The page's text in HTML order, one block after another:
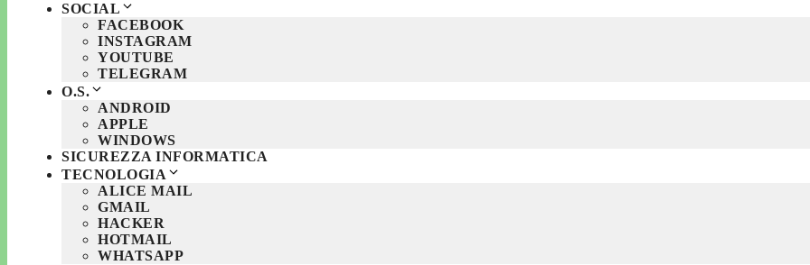
SOCIAL
FACEBOOK
INSTAGRAM
YOUTUBE
TELEGRAM
O.S.
ANDROID
APPLE
WINDOWS
SICUREZZA INFORMATICA
TECNOLOGIA
ALICE MAIL
GMAIL
HACKER
HOTMAIL
WHATSAPP